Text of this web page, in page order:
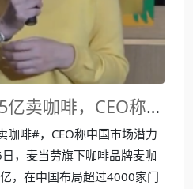
麦当劳中国投资25亿卖咖啡，CEO称中国市场潜力巨大，网友热议：麦当劳的咖啡是真
咖啡#，CEO称中国市场潜力
，麦当劳旗下咖啡品牌麦咖
，在中国布局超过4000家门